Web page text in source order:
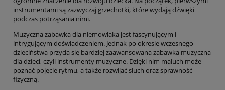
instrumentami są zazwyczaj grzechotki, które wydają dźwięki
podczas potrząsania nimi.
Muzyczna zabawka dla niemowlaka jest fascynującym i
intrygującym doświadczeniem. Jednak po okresie wczesnego
dzieciństwa przyda się bardziej zaawansowana zabawka muzyczna
dla dzieci, czyli instrumenty muzyczne. Dzięki nim maluch może
poznać pojęcie rytmu, a także rozwijać słuch oraz sprawność
fizyczną.